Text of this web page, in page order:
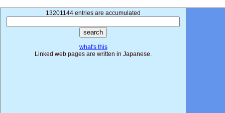
13201144 entries are accumulated
what's this
Linked web pages are written in Japanese.